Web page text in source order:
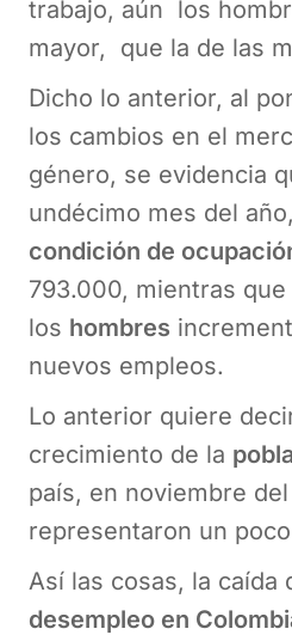
trabajo, aún los
mayor, que la de las
Dicho lo anterior, al
los cambios en el
género, se evidencia
undécimo mes del
condición de
793.000, mientras
los hombres
nuevos empleos.
Lo anterior quiere
crecimiento de la
país, en noviembre
representaron un
Así las cosas, la caída
desempleo en